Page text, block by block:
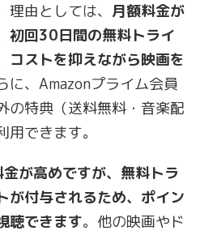
理由としては、 月額料金が
初回30日間の無料トライ
コストを抑えながら映画を
に、Amazonプライム会員
の特典（送料無料・音楽配
できます。
が高めですが、無料トラ
が付与されるため、ポイン
聴できます。他の映画やド